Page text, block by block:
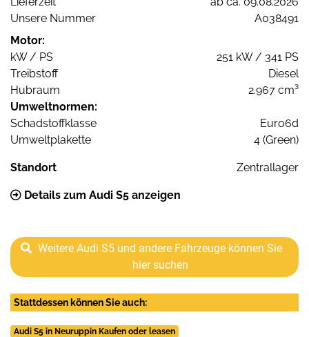
Unsere Nummer
A038491
Motor:
kW / PS
251 kW / 341 PS
Treibstoff
Diesel
Hubraum
2.967 cm³
Umweltnormen:
Schadstoffklasse
Euro6d
Umweltplakette
4 (Green)
Standort Zentrallager
Details zum Audi S5 anzeigen
Weitere Audi S5 und andere Fahrzeuge können Sie
hier suchen
Stattdessen können Sie auch:
Audi S5 in Neuruppin Kaufen oder leasen